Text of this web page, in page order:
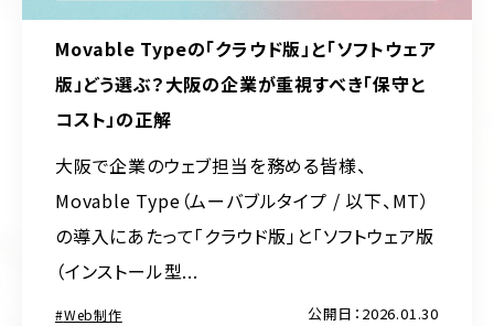
Movable Typeの「クラウド版」と「ソフトウェア
版」どう選ぶ？大阪の企業が重視すべき「保守と
コスト」の正解
大阪で企業のウェブ担当を務める皆様、
Movable Type（ムーバブルタイプ / 以下、MT）
の導入にあたって「クラウド版」と「ソフトウェア版
（インストール型...
Web制作 公開日：2026.01.30